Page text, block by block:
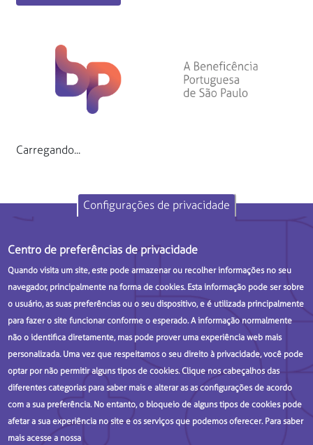
Carregando...
BP - A
Beneficência
Portuguesa
de São Paulo
Hospitais
PROADI-SUS
Politica de
privacidade -
BP
Uso de
pessoais no
AVA
Termos de
uso do site
BP - PROADI-SUS
Configurações de privacidade
Centro de preferências de privacidade
Quando visita um site, este pode armazenar ou recolher informações no seu
navegador, principalmente na forma de cookies. Esta informação pode ser sobre
o usuário, as suas preferências ou o seu dispositivo, e é utilizada principalmente
para fazer o site funcionar conforme o esperado. A informação normalmente
não o identifica diretamente, mas pode prover uma experiência web mais
personalizada. Uma vez que respeitamos o seu direito à privacidade, você pode
optar por não permitir alguns tipos de cookies. Clique nos cabeçalhos das
diferentes categorias para saber mais e alterar as as configurações de acordo
com a sua preferência. No entanto, o bloqueio de alguns tipos de cookies pode
afetar a sua experiência no site e os serviços que podemos oferecer. Para saber
mais acesse a nossa